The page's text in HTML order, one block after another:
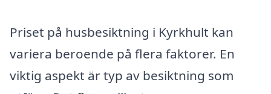
Priset på husbesiktning i Kyrkhult kan
variera beroende på flera faktorer. En
viktig aspekt är typ av besiktning som